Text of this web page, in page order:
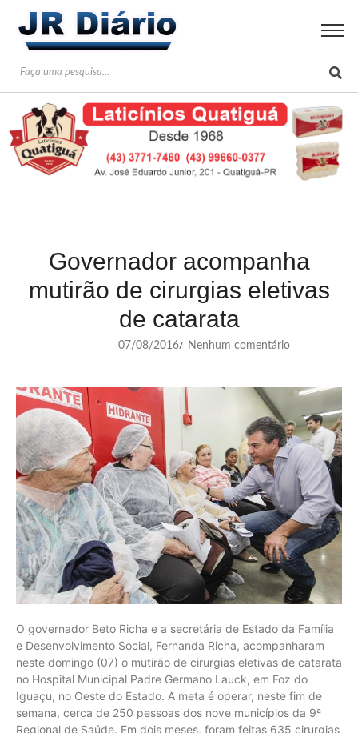
Governador acompanha
mutirão de cirurgias eletivas
de catarata
07/08/2016/ Nenhum comentário
O governador Beto Richa e a secretária de Estado da Família
e Desenvolvimento Social, Fernanda Richa, acompanharam
neste domingo (07) o mutirão de cirurgias eletivas de catarata
no Hospital Municipal Padre Germano Lauck, em Foz do
Iguaçu, no Oeste do Estado. A meta é operar, neste fim de
semana, cerca de 250 pessoas dos nove municípios da 9ª
Regional de Saúde. Em dois meses, foram feitas 635 cirurgias